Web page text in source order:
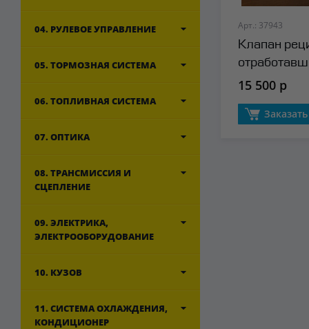
04. РУЛЕВОЕ УПРАВЛЕНИЕ
05. ТОРМОЗНАЯ СИСТЕМА
06. ТОПЛИВНАЯ СИСТЕМА
07. ОПТИКА
08. ТРАНСМИССИЯ И
СЦЕПЛЕНИЕ
09. ЭЛЕКТРИКА,
ЭЛЕКТРООБОРУДОВАНИЕ
10. КУЗОВ
11. СИСТЕМА ОХЛАЖДЕНИЯ,
КОНДИЦИОНЕР
Арт.: 37943
Клапан
(EGR) Ford
15 500 р
Заказать